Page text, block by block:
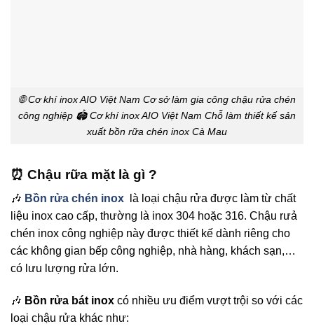
🌐 Cơ khí inox AIO Việt Nam Cơ sở làm gia công chậu rửa chén
công nghiệp 🏟️ Cơ khí inox AIO Việt Nam Chỗ làm thiết kế sản
xuất bồn rữa chén inox Cà Mau
⏰ Chậu rữa mặt là gì ?
🎶 Bồn rửa chén inox là loại chậu rửa được làm từ chất
liệu inox cao cấp, thường là inox 304 hoặc 316. Chậu rưả
chén inox công nghiệp này được thiết kế dành riêng cho
các không gian bếp công nghiệp, nhà hàng, khách sạn,…
có lưu lượng rửa lớn.
🎶 Bồn rửa bát inox có nhiều ưu điểm vượt trội so với các
loại chậu rửa khác như: